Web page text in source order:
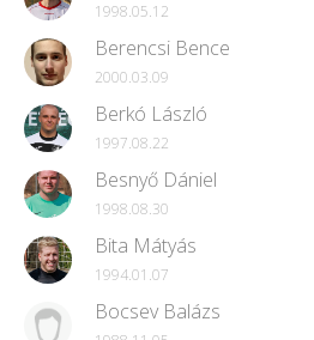
1998.05.12
Berencsi Bence
2000.03.09
Berkó László
1997.08.22
Besnyő Dániel
1998.08.30
Bita Mátyás
1994.01.07
Bocsev Balázs